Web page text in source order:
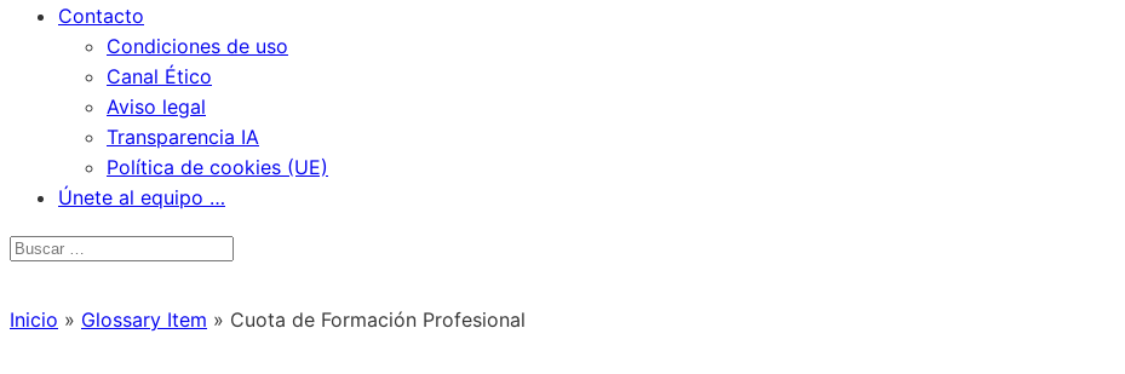
Contacto
Condiciones de uso
Canal Ético
Aviso legal
Transparencia IA
Política de cookies (UE)
Únete al equipo …
Inicio » Glossary Item » Cuota de Formación Profesional